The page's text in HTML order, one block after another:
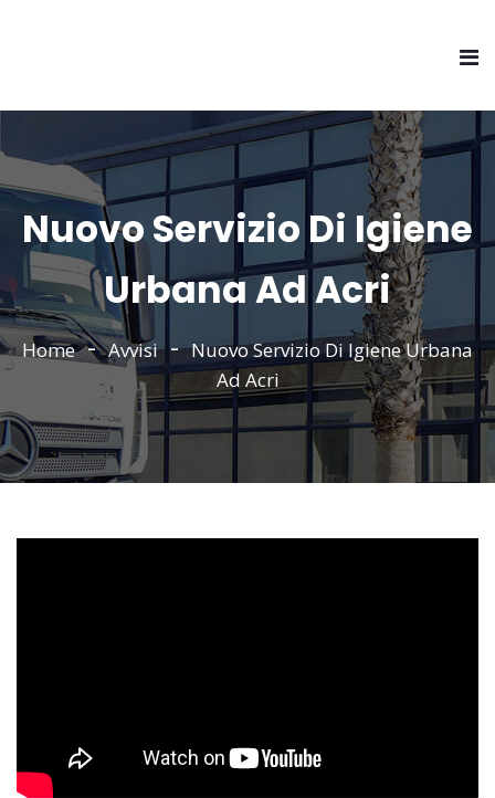
Nuovo Servizio Di Igiene
Urbana Ad Acri
Home Avvisi
Nuovo Servizio Di Igiene Urbana
Ad Acri